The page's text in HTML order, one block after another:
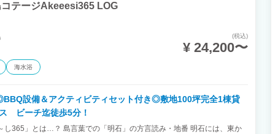
コテージAkeeesi365 LOG
(税込)
¥ 24,200〜
海水浴
設備＆アクティビティセット付き◎敷地100坪完全1棟貸
ビーチ迄徒歩5分！
し365」とは…？ 島言葉での「明石」の方言読み・地番 明石には、東か